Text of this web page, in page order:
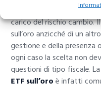
sono tanti ed è ovvio
carico del rischio cambio.
sull’oro anzicché di un
gestione e della presenza
ogni caso la scelta non
questioni di tipo fiscale. La
ETF sull’oroè infatti